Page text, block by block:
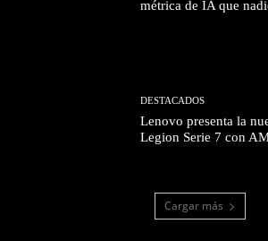
métrica de IA que
DESTACADOS
Lenovo presenta la
Legion Serie 7 con
Cargar más